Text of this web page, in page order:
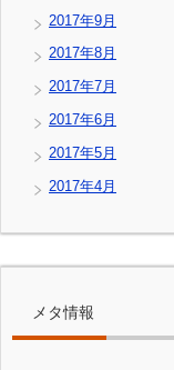
2017年9月
2017年8月
2017年7月
2017年6月
2017年5月
2017年4月
メタ情報